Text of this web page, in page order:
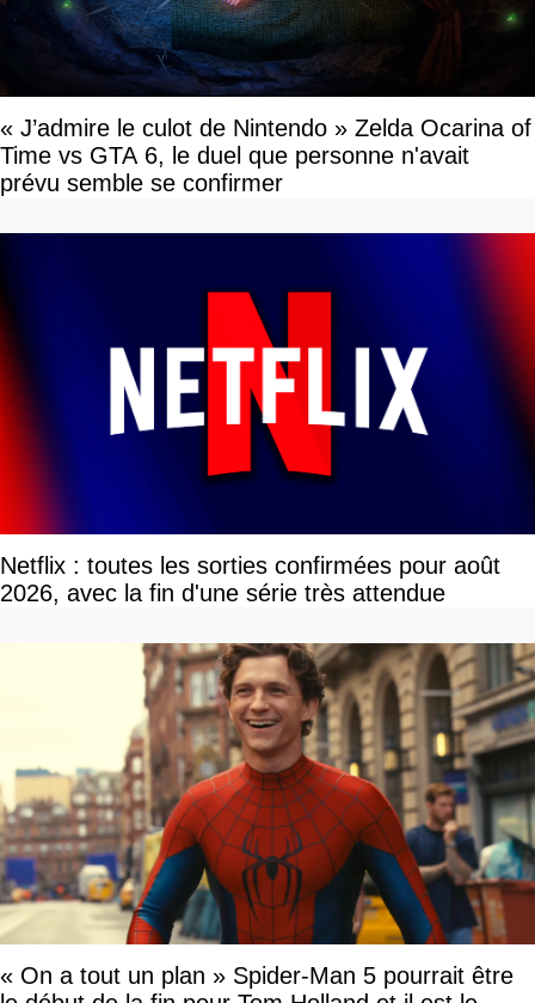
« J’admire le culot de Nintendo » Zelda Ocarina of
Time vs GTA 6, le duel que personne n'avait
prévu semble se confirmer
Netflix : toutes les sorties confirmées pour août
2026, avec la fin d'une série très attendue
« On a tout un plan » Spider-Man 5 pourrait être